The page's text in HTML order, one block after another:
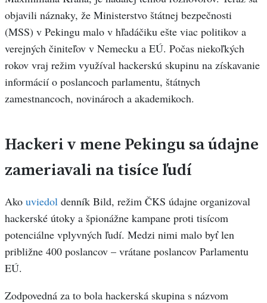
objavili náznaky, že Ministerstvo štátnej bezpečnosti
(MSS) v Pekingu malo v hľadáčiku ešte viac politikov a
verejných činiteľov v Nemecku a EÚ. Počas niekoľkých
rokov vraj režim využíval hackerskú skupinu na získavanie
informácií o poslancoch parlamentu, štátnych
zamestnancoch, novinároch a akademikoch.
Hackeri v mene Pekingu sa údajne
zameriavali na tisíce ľudí
Ako uviedol denník Bild, režim ČKS údajne organizoval
hackerské útoky a špionážne kampane proti tisícom
potenciálne vplyvných ľudí. Medzi nimi malo byť len
približne 400 poslancov – vrátane poslancov Parlamentu
EÚ.
Zodpovedná za to bola hackerská skupina s názvom